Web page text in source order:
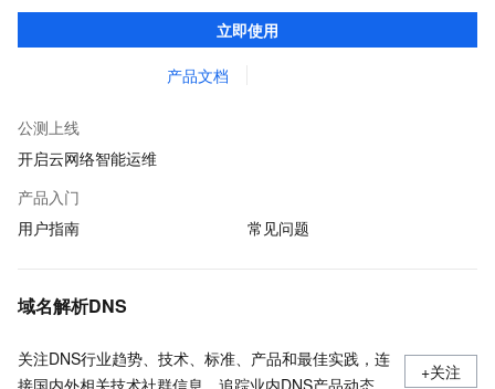
流量分析等。通过集成专家经验、机器学习，方便用户自助运维。
立即使用
产品文档
公测上线
开启云网络智能运维
产品入门
用户指南
常见问题
域名解析DNS
关注DNS行业趋势、技术、标准、产品和最佳实践，连
接国内外相关技术社群信息，追踪业内DNS产品动态，
+关注